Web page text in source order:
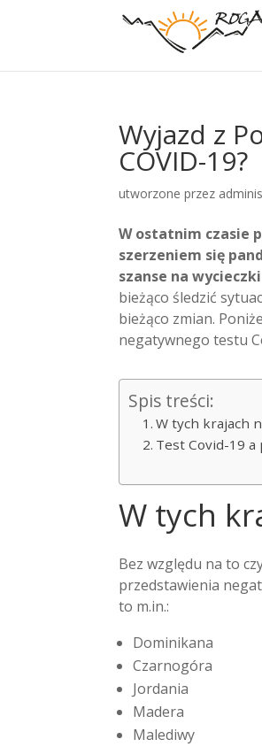
Wyjazd z
COVID-19?
utworzone przez
W ostatnim czasie
szerzeniem się
szanse na
bieżąco śledzić
bieżąco zmian.
negatywnego testu
Spis treści:
W tych krajach
Test Covid-19
W tych
Bez względu na to
przedstawienia
to m.in.:
Dominikana
Czarnogóra
Jordania
Madera
Malediwy